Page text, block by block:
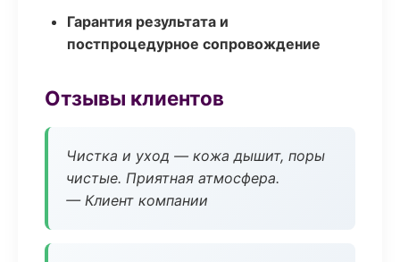
Гарантия результата и
постпроцедурное сопровождение
Отзывы клиентов
Чистка и уход — кожа дышит, поры
чистые. Приятная атмосфера.
— Клиент компании